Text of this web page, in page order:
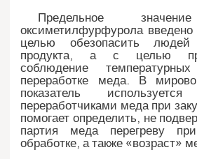
Предельное
оксиметилфурфурола введено
целью обезопасить людей
продукта, а с целью
соблюдение
переработке меда. В
показатель
переработчиками меда при
помогает определить, не
партия меда перегреву
обработке, а также «возраст»